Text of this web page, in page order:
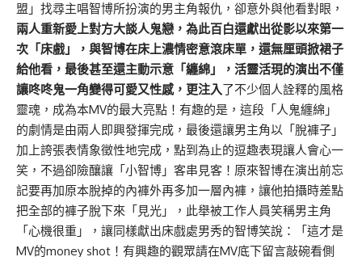
盟」找尋主唱智博所扮演的男主角報仇，卻意外與他看對眼，
兩人重新愛上對方大談人鬼戀，為此百白還獻出從影以來第一
次「床戲」，與智博在床上濃情密意滾床單，還無厘頭掀裙子
給他看，最後甚至還主動示意「纏綿」，活靈活現的演出不僅
讓咚咚鬼一角變得可愛又性感，更注入了不少個人詮釋的風格
靈魂，成為本MV的最大亮點！有趣的是，這段「人鬼纏綿」
的劇情是由兩人即興發揮完成，最後還讓男主角以「脫褲子」
加上誇張表情象徵性地完成，點到為止的逗趣表現讓人會心一
笑，不過卻險釀讓「小智博」客串見客！原來智博在演出前忘
記要再加原本脫掉的內褲外再多加一層內褲，讓他拍攝時差點
把全部的褲子脫下來「見光」，此舉被工作人員笑稱男主角
「心機很重」，讓同樣獻出床戲處男秀的智博笑說：「這才是
MV的money shot！有興趣的觀眾請在MV底下留言敲碗看側